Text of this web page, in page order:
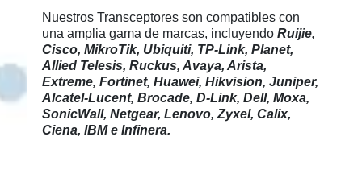
Nuestros Transceptores son compatibles con
una amplia gama de marcas, incluyendo Ruijie,
Cisco, MikroTik, Ubiquiti, TP-Link, Planet,
Allied Telesis, Ruckus, Avaya, Arista,
Extreme, Fortinet, Huawei, Hikvision, Juniper,
Alcatel-Lucent, Brocade, D-Link, Dell, Moxa,
SonicWall, Netgear, Lenovo, Zyxel, Calix,
Ciena, IBM e Infinera.